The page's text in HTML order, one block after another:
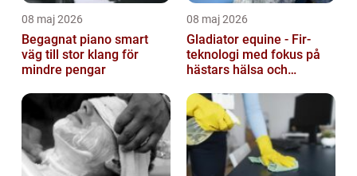
08 maj 2026
Begagnat piano smart
väg till stor klang för
mindre pengar
08 maj 2026
Gladiator equine - Fir-
teknologi med fokus på
hästars hälsa och